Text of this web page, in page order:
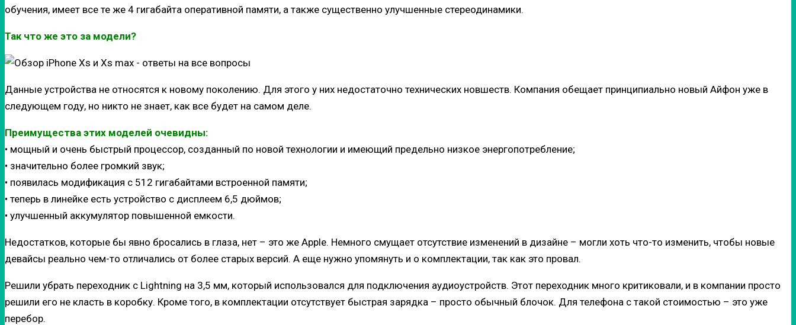
обучения, имеет все те же 4 гигабайта оперативной памяти, а также существенно улучшенные стереодинамики.
Так что же это за модели?
Данные устройства не относятся к новому поколению. Для этого у них недостаточно технических новшеств. Компания обещает принципиально новый Айфон уже в
следующем году, но никто не знает, как все будет на самом деле.
Преимущества этих моделей очевидны:
• мощный и очень быстрый процессор, созданный по новой технологии и имеющий предельно низкое энергопотребление;
• значительно более громкий звук;
• появилась модификация с 512 гигабайтами встроенной памяти;
• теперь в линейке есть устройство с дисплеем 6,5 дюймов;
• улучшенный аккумулятор повышенной емкости.
Недостатков, которые бы явно бросались в глаза, нет – это же Apple. Немного смущает отсутствие изменений в дизайне – могли хоть что-то изменить, чтобы новые
девайсы реально чем-то отличались от более старых версий. А еще нужно упомянуть и о комплектации, так как это провал.
Решили убрать переходник с Lightning на 3,5 мм, который использовался для подключения аудиоустройств. Этот переходник много критиковали, и в компании просто
решили его не класть в коробку. Кроме того, в комплектации отсутствует быстрая зарядка – просто обычный блочок. Для телефона с такой стоимостью – это уже
перебор.